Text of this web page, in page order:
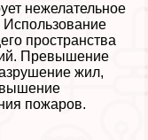
нежелательное
Использование
прострaнcтва
Превышение
жил,
пожаров.